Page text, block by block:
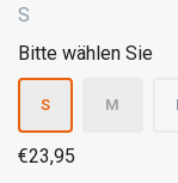
S
Bitte wählen Sie
S M
€23,95